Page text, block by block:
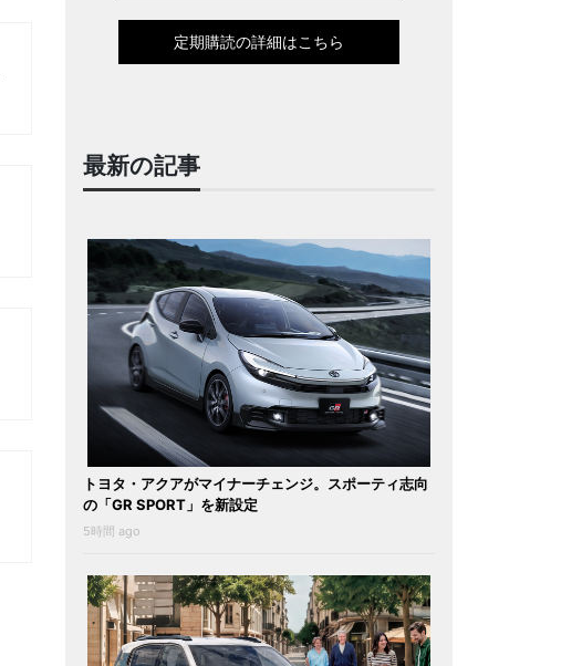
定期購読の詳細はこちら
最新の記事
トヨタ・アクアがマイナーチェンジ。スポーティ志向
の「GR SPORT」を新設定
5時間 ago